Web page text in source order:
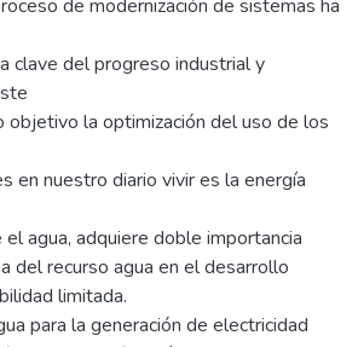
de modernización de sistemas ha
clave del progreso industrial y
objetivo la optimización del uso de los
en nuestro diario vivir es la energía
agua, adquiere doble importancia
del recurso agua en el desarrollo
limitada.
para la generación de electricidad